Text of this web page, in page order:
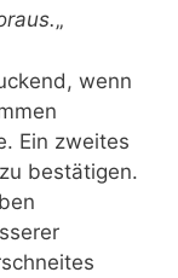
„
wenn
Ein zweites
bestätigen.